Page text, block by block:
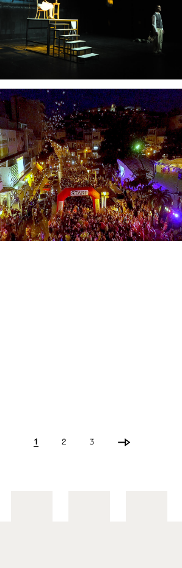
Муниципальный
региональный театр
Кавалы
Kavala Night City Run
1 2 3